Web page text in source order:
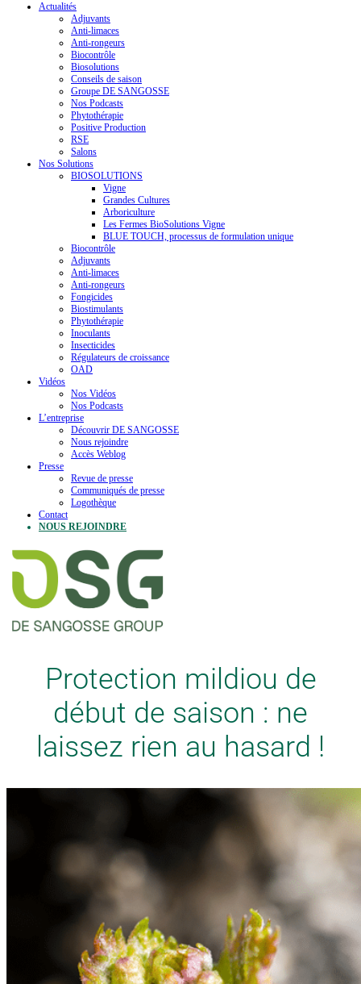
Actualités
Adjuvants
Anti-limaces
Anti-rongeurs
Biocontrôle
Biosolutions
Conseils de saison
Groupe DE SANGOSSE
Nos Podcasts
Phytothérapie
Positive Production
RSE
Salons
Nos Solutions
BIOSOLUTIONS
Vigne
Grandes Cultures
Arboriculture
Les Fermes BioSolutions Vigne
BLUE TOUCH, processus de formulation unique
Biocontrôle
Adjuvants
Anti-limaces
Anti-rongeurs
Fongicides
Biostimulants
Phytothérapie
Inoculants
Insecticides
Régulateurs de croissance
OAD
Vidéos
Nos Vidéos
Nos Podcasts
L’entreprise
Découvrir DE SANGOSSE
Nous rejoindre
Accès Weblog
Presse
Revue de presse
Communiqués de presse
Logothèque
Contact
NOUS REJOINDRE
Protection mildiou de
début de saison : ne
laissez rien au hasard !